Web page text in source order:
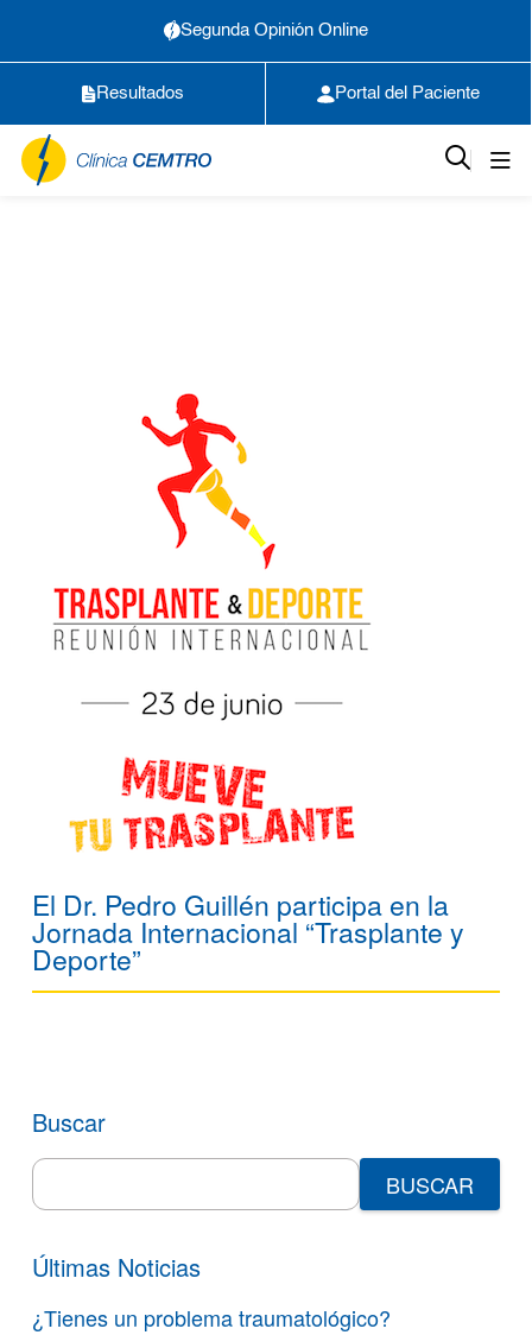
Segunda Opinión Online
Resultados Portal del Paciente
El Dr. Pedro Guillén participa en la
Jornada Internacional “Trasplante y
Deporte”
Buscar
Search
for:
Últimas Noticias
¿Tienes un problema traumatológico?